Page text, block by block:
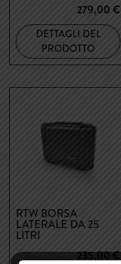
279,00€
DETTAGLI DEL
PRODOTTO
RTW BORSA
LATERALE DA 25
LITRI
235,00€